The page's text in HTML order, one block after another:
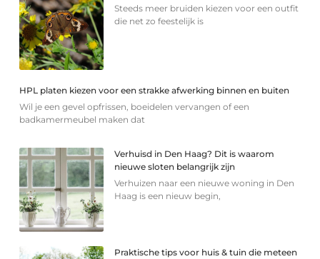
Steeds meer bruiden kiezen voor een outfit
die net zo feestelijk is
HPL platen kiezen voor een strakke afwerking binnen en buiten
Wil je een gevel opfrissen, boeidelen vervangen of een
badkamermeubel maken dat
Verhuisd in Den Haag? Dit is waarom
nieuwe sloten belangrijk zijn
Verhuizen naar een nieuwe woning in Den
Haag is een nieuw begin,
Praktische tips voor huis & tuin die meteen